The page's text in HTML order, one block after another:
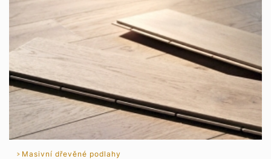
Masivní dřevěné podlahy